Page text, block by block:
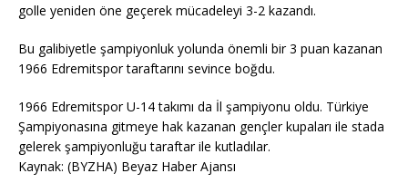
golle yeniden öne geçerek mücadeleyi 3-2 kazandı.
Bu galibiyetle şampiyonluk yolunda önemli bir 3 puan kazanan
1966 Edremitspor taraftarını sevince boğdu.
1966 Edremitspor U-14 takımı da İl şampiyonu oldu. Türkiye
Şampiyonasına gitmeye hak kazanan gençler kupaları ile stada
gelerek şampiyonluğu taraftar ile kutladılar.
Kaynak: (BYZHA) Beyaz Haber Ajansı